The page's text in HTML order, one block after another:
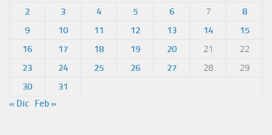
2
3 4 5 6 7
8
9
10 11 12 13 14
15
16
17 18 19 20 21
22
23
24 25 26 27 28
29
30
31
« Dic
Feb »